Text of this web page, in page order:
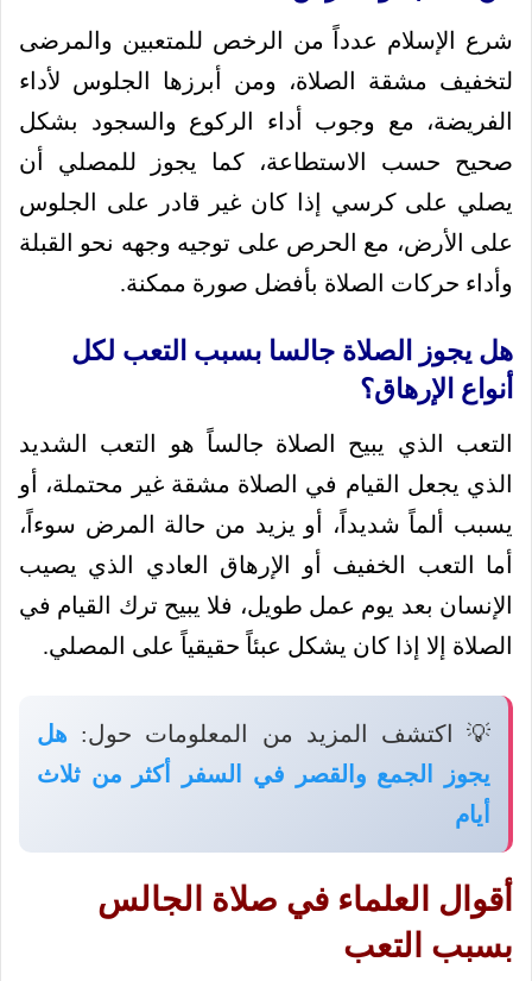
شرع الإسلام عدداً من الرخص للمتعبين والمرضى
لتخفيف مشقة الصلاة، ومن أبرزها الجلوس لأداء
الفريضة، مع وجوب أداء الركوع والسجود بشكل
صحيح حسب الاستطاعة، كما يجوز للمصلي أن
يصلي على كرسي إذا كان غير قادر على الجلوس
على الأرض، مع الحرص على توجيه وجهه نحو القبلة
وأداء حركات الصلاة بأفضل صورة ممكنة.
هل يجوز الصلاة جالسا بسبب التعب لكل
أنواع الإرهاق؟
التعب الذي يبيح الصلاة جالساً هو التعب الشديد
الذي يجعل القيام في الصلاة مشقة غير محتملة، أو
يسبب ألماً شديداً، أو يزيد من حالة المرض سوءاً،
أما التعب الخفيف أو الإرهاق العادي الذي يصيب
الإنسان بعد يوم عمل طويل، فلا يبيح ترك القيام في
الصلاة إلا إذا كان يشكل عبئاً حقيقياً على المصلي.
💡 اكتشف المزيد من المعلومات حول: هل
يجوز الجمع والقصر في السفر أكثر من ثلاث
أيام
أقوال العلماء في صلاة الجالس
بسبب التعب